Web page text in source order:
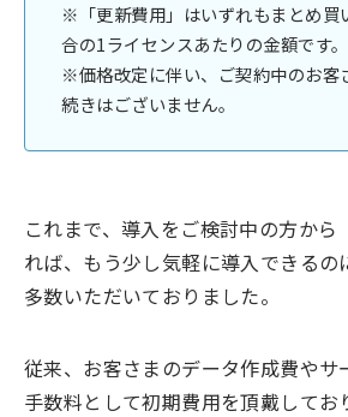
※「更新費用」はいずれもまとめ買
合の1ライセンスあたりの金額です。
※価格改定に伴い、ご契約中のお客
続きはございません。
これまで、導入をご検討中の方から
れば、もう少し気軽に導入できるの
多数いただいておりました。
従来、お客さまのデータ作成費やサ
手数料として初期費用を頂戴してお